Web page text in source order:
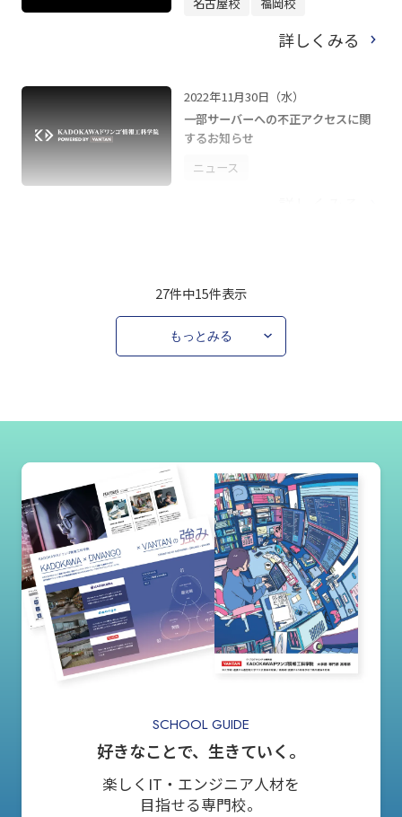
詳しくみる
2022年11月30日（水）
一部サーバーへの不正アクセスに関
するお知らせ
ニュース
27件中15件表示
もっとみる
SCHOOL GUIDE
好きなことで、生きていく。
楽しくIT・エンジニア人材を
目指せる専門校。